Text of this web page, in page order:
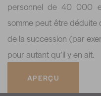
personnel de 40 000
somme peut être déduite
de la succession (par
pour autant qu’il y en ait.
APERÇU